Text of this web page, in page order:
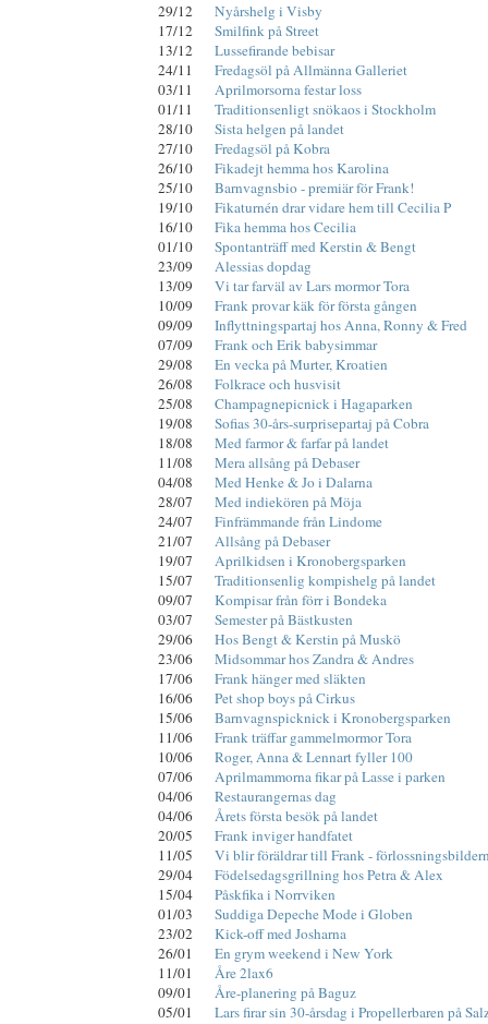
29/12 Nyårshelg i Visby
17/12 Smilfink på Street
13/12 Lussefirande bebisar
24/11 Fredagsöl på Allmänna Galleriet
03/11 Aprilmorsorna festar loss
01/11 Traditionsenligt snökaos i Stockholm
28/10 Sista helgen på landet
27/10 Fredagsöl på Kobra
26/10 Fikadejt hemma hos Karolina
25/10 Barnvagnsbio - premiär för Frank!
19/10 Fikaturnén drar vidare hem till Cecilia P
16/10 Fika hemma hos Cecilia
01/10 Spontanträff med Kerstin & Bengt
23/09 Alessias dopdag
13/09 Vi tar farväl av Lars mormor Tora
10/09 Frank provar käk för första gången
09/09 Inflyttningspartaj hos Anna, Ronny & Fred
07/09 Frank och Erik babysimmar
29/08 En vecka på Murter, Kroatien
26/08 Folkrace och husvisit
25/08 Champagnepicnick i Hagaparken
19/08 Sofias 30-års-surprisepartaj på Cobra
18/08 Med farmor & farfar på landet
11/08 Mera allsång på Debaser
04/08 Med Henke & Jo i Dalarna
28/07 Med indiekören på Möja
24/07 Finfrämmande från Lindome
21/07 Allsång på Debaser
19/07 Aprilkidsen i Kronobergsparken
15/07 Traditionsenlig kompishelg på landet
09/07 Kompisar från förr i Bondeka
03/07 Semester på Bästkusten
29/06 Hos Bengt & Kerstin på Muskö
23/06 Midsommar hos Zandra & Andres
17/06 Frank hänger med släkten
16/06 Pet shop boys på Cirkus
15/06 Barnvagnspicknick i Kronobergsparken
11/06 Frank träffar gammelmormor Tora
10/06 Roger, Anna & Lennart fyller 100
07/06 Aprilmammorna fikar på Lasse i parken
04/06 Restaurangernas dag
04/06 Årets första besök på landet
20/05 Frank inviger handfatet
11/05 Vi blir föräldrar till Frank -
29/04 Födelsedagsgrillning hos Petra & Alex
15/04 Påskfika i Norrviken
01/03 Suddiga Depeche Mode i Globen
23/02 Kick-off med Josharna
26/01 En grym weekend i New York
11/01 Åre 2lax6
09/01 Åre-planering på Baguz
05/01 Lars firar sin 30-årsdag i Propellerbaren på